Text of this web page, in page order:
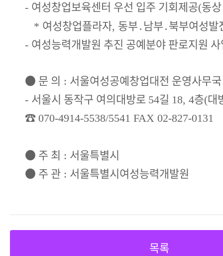
- 여성창업보육센터 우선 입주 기회제공(동
* 여성창업플라자, 동부․남부․북부여성발
- 여성능력개발원 추진 공예분야 판로지원
● 문 의 : 서울여성공예창업대전 운영사무국
- 서울시 동작구 여의대방로 54길 18, 4층(대
☎ 070-4914-5538/5541 FAX 02-827-0131
● 주 최 : 서울특별시
● 주 관 : 서울특별시여성능력개발원
목록